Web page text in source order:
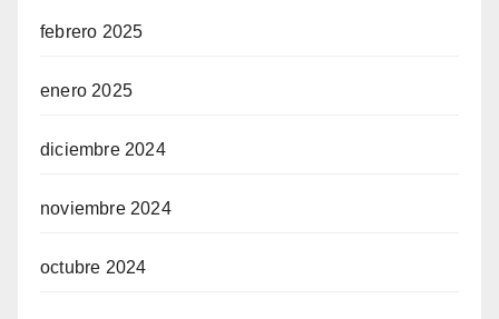
febrero 2025
enero 2025
diciembre 2024
noviembre 2024
octubre 2024